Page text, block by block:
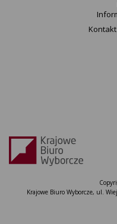
Krajowe Biuro Wyborcze, ul.